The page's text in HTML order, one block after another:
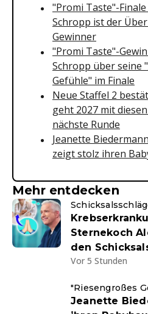
"Promi Taste"-Finale
Schropp ist der
Gewinner
"Promi Taste"-
Schropp über seine
Gefühle" im Finale
Neue Staffel 2
geht 2027 mit
nächste Runde
Jeanette
zeigt stolz ihren
Mehr entdecken
Sternekoch
den
Vor 5 Stunden
"Riesengroßes
Jeanette